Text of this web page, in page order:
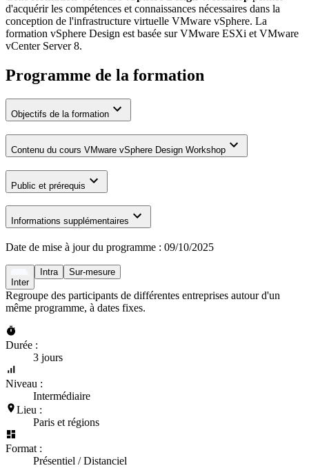
d'acquérir les compétences et connaissances nécessaires dans la
conception de l'infrastructure virtuelle VMware vSphere. La
formation vSphere Design est basée sur VMware ESXi et VMware
vCenter Server 8.
Programme de la formation
Objectifs de la formation
Contenu du cours VMware vSphere Design Workshop
Public et prérequis
Informations supplémentaires
Date de mise à jour du programme : 09/10/2025
Inter
Intra Sur-mesure
Regroupe des participants de différentes entreprises autour d'un
même programme, à dates fixes.
Durée :
3 jours
Niveau :
Intermédiaire
Lieu :
Paris et régions
Format :
Présentiel / Distanciel